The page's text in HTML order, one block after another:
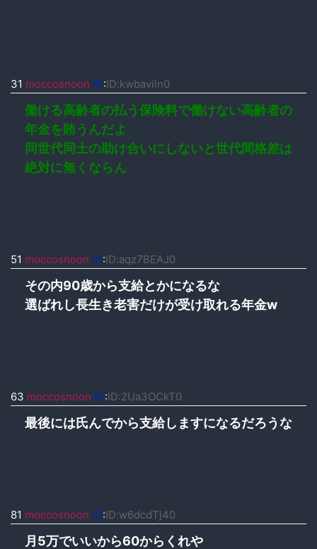
31 moccosnoon ID:ID:kwbaviln0
働ける高齢者の払う保険料で働けない高齢者の
年金を賄うんだよ
同世代同士の助け合いにしないと世代間格差は
絶対に無くならん
51 moccosnoon ID:ID:aqz7BEAJ0
その内90歳から支給とかになるな
選ばれし長生き老害だけが受け取れる年金w
63 moccosnoon ID:ID:2Ua3OCkT0
最後には氏んでから支給しますになるだろうな
81 moccosnoon ID:ID:w6dcdTj40
月5万でいいから60からくれや